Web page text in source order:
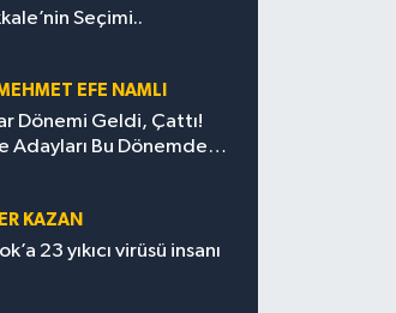
Seçimi..
EFE NAMLI
Dönemi Geldi, Çattı!
Adayları Bu Dönemde
KAZAN
23 yıkıcı virüsü insanı